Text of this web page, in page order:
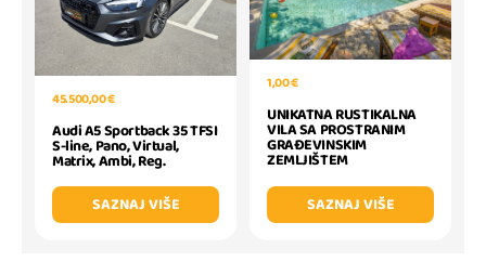
45.500,00 €
Audi A5 Sportback 35 TFSI
S-line, Pano, Virtual,
Matrix, Ambi, Reg.
SAZNAJ VIŠE
1,00 €
UNIKATNA RUSTIKALNA
VILA SA PROSTRANIM
GRAĐEVINSKIM
ZEMLJIŠTEM
SAZNAJ VIŠE